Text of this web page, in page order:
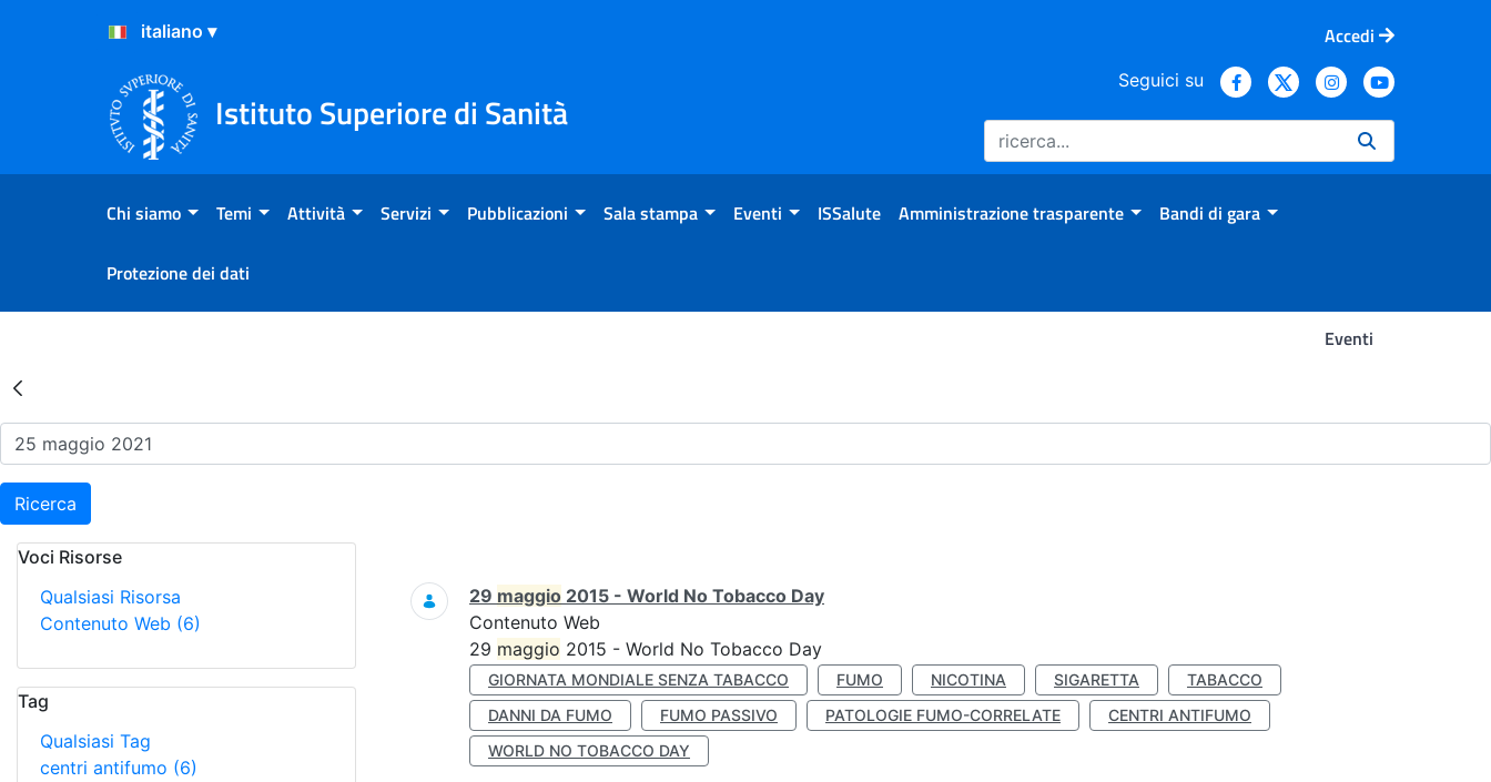
Salta al Contenuto
Salta al Footer
Accedi
Istituto Superiore di Sanità
Seguici su
Chi siamo Temi Attività Servizi Pubblicazioni Sala stampa Eventi ISSalute Amministrazione trasparente Bandi di gara
Protezione dei dati
Eventi
Risultati della Ricerca - Eventi
Ricerca
Voci Risorse
Qualsiasi Risorsa
Contenuto Web (6)
Tag
Qualsiasi Tag
centri antifumo (6)
Ricerca
29 maggio 2015 - World No Tobacco Day
Contenuto Web
29 maggio 2015 - World No Tobacco Day
GIORNATA MONDIALE SENZA TABACCO FUMO NICOTINA SIGARETTA
TABACCO
DANNI DA FUMO
FUMO PASSIVO PATOLOGIE FUMO-CORRELATE
CENTRI ANTIFUMO
WORLD NO TOBACCO DAY